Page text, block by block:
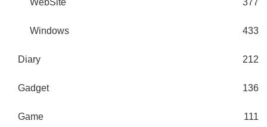
WebSite 377
Windows 433
Diary 212
Gadget 136
Game 111